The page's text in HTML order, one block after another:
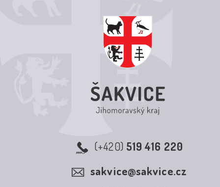
(+420) 519 416 220
sakvice@sakvice.cz